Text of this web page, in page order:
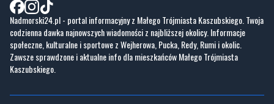
Nadmorski24.pl - portal informacyjny z Małego Trójmiasta Kaszubskiego. Twoja
codzienna dawka najnowszych wiadomości z najbliższej okolicy. Informacje
społeczne, kulturalne i sportowe z Wejherowa, Pucka, Redy, Rumi i okolic.
Zawsze sprawdzone i aktualne info dla mieszkańców Małego Trójmiasta
Kaszubskiego.